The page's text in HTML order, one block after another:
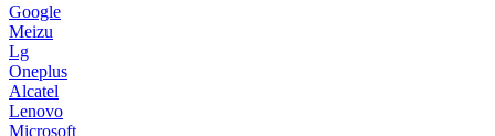
Google
Meizu
Lg
Oneplus
Alcatel
Lenovo
Microsoft